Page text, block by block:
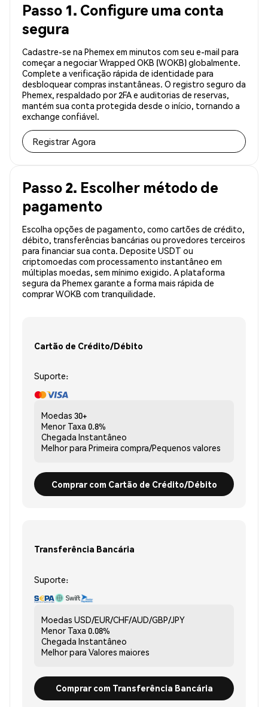
Passo 1. Configure uma conta
segura
Cadastre-se na Phemex em minutos com seu e-mail para
começar a negociar Wrapped OKB (WOKB) globalmente.
Complete a verificação rápida de identidade para
desbloquear compras instantâneas. O registro seguro da
Phemex, respaldado por 2FA e auditorias de reservas,
mantém sua conta protegida desde o início, tornando a
exchange confiável.
Registrar Agora
Passo 2. Escolher método de
pagamento
Escolha opções de pagamento, como cartões de crédito,
débito, transferências bancárias ou provedores terceiros
para financiar sua conta. Deposite USDT ou
criptomoedas com processamento instantâneo em
múltiplas moedas, sem mínimo exigido. A plataforma
segura da Phemex garante a forma mais rápida de
comprar WOKB com tranquilidade.
Cartão de Crédito/Débito
Suporte:
Moedas 30+
Menor Taxa 0.8%
Chegada Instantâneo
Melhor para Primeira compra/Pequenos valores
Comprar com Cartão de Crédito/Débito
Transferência Bancária
Suporte:
Moedas USD/EUR/CHF/AUD/GBP/JPY
Menor Taxa 0.08%
Chegada Instantâneo
Melhor para Valores maiores
Comprar com Transferência Bancária